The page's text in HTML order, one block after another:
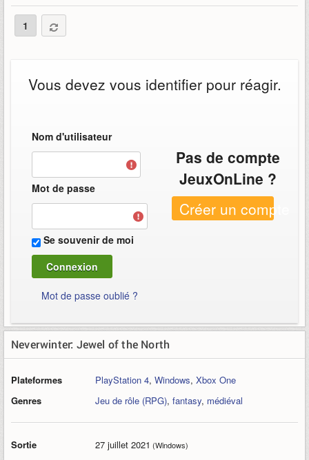
1
Vous devez vous identifier pour réagir.
Nom d'utilisateur
Mot de passe
Se souvenir de moi
Mot de passe oublié ?
Pas de compte
JeuxOnLine ?
Créer un compte
Neverwinter: Jewel of the North
Plateformes PlayStation 4, Windows, Xbox One
Genres
Jeu de rôle (RPG), fantasy, médiéval
Sortie 27 juillet 2021 (Windows)